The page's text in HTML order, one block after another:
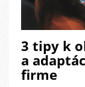
3 tipy k
a
firme